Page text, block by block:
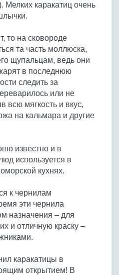
каракатиц очень
то на сковороде
та часть моллюска,
щупальцам, ведь они
в последнюю
следить за
или не
всю мягкость и вкус,
на кальмара и другие
известно и в
используется в
кухнях.
к чернилам
эти чернила
назначения – для
и отличную краску –
каракатицы в
открытием! В